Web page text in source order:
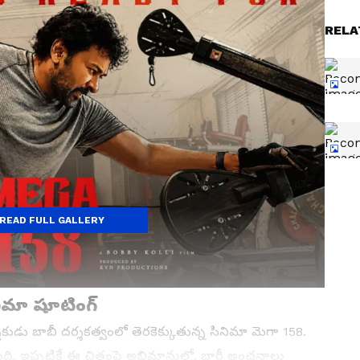
షూటింగ్
బాబీ దర్శకత్వంలో తెరకెక్కుతున్న సినిమా మెగా 158.
ఇప్పటికే ఈ చిత్రంపై అభిమానుల్లో, భారీ అంచనాలు
FULL GALLERY